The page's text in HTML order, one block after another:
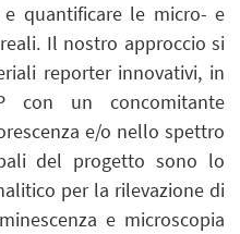
quantificare le micro- e
Il nostro approccio si
reporter innovativi, in
con un concomitante
e/o nello spettro
del progetto sono lo
per la rilevazione di
e microscopia